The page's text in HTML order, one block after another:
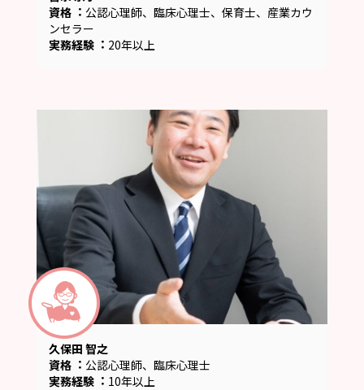
資格︓ 公認心理師、臨床心理士、保育士、産業カウ
ンセラー
実務経験︓ 20年以上
久保田 智之
資格︓ 公認心理師、臨床心理士
実務経験︓ 10年以上